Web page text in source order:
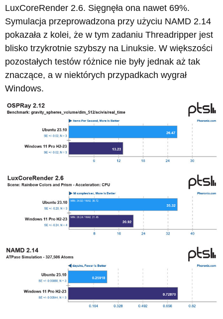
LuxCoreRender 2.6. Sięgnęła ona nawet 69%.
Symulacja przeprowadzona przy użyciu NAMD 2.14
pokazała z kolei, że w tym zadaniu Threadripper jest
blisko trzykrotnie szybszy na Linuksie. W większości
pozostałych testów różnice nie były jednak aż tak
znaczące, a w niektórych przypadkach wygrał
Windows.